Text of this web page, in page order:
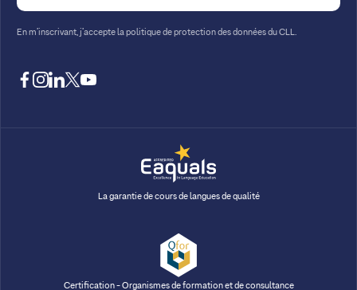
En m’inscrivant, j’accepte la politique de protection des données du CLL.
facebook
instagram
linkedin
twitteryoutube
La garantie de cours de langues de qualité
Certification - Organismes de formation et de consultance